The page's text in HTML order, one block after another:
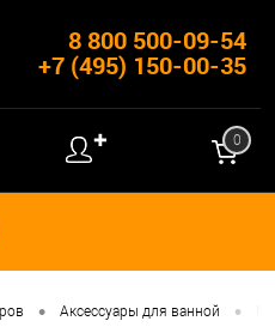
8 800 500-09-54
+7 (495) 150-00-35
✚ 0
• Аксессуары для ванной •